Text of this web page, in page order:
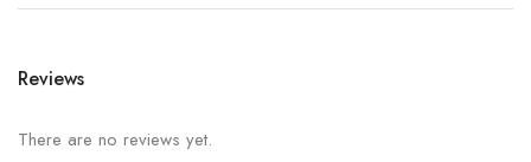
Reviews
There are no reviews yet.